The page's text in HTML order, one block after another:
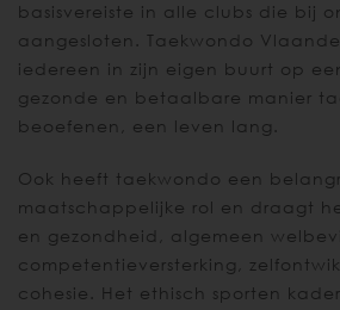
basisvereiste in alle clubs die bij
aangesloten. Taekwondo
iedereen in zijn eigen buurt op
gezonde en betaalbare manier
beoefenen, een leven lang.
Ook heeft taekwondo een
maatschappelijke rol en draagt
en gezondheid, algemeen
competentieversterking,
cohesie. Het ethisch sporten